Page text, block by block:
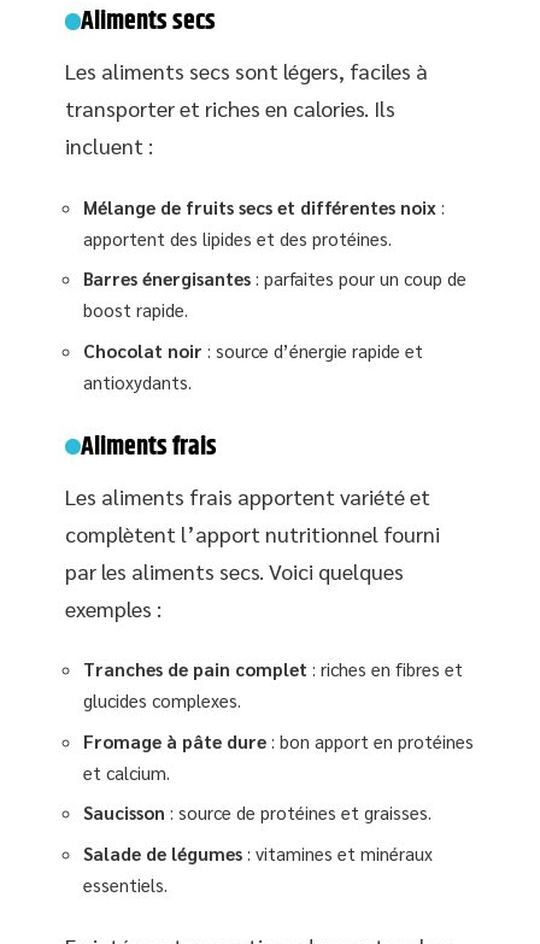
Aliments secs
Les aliments secs sont légers, faciles à
transporter et riches en calories. Ils
incluent :
Mélange de fruits secs et différentes noix :
apportent des lipides et des protéines.
Barres énergisantes : parfaites pour un coup de
boost rapide.
Chocolat noir : source d’énergie rapide et
antioxydants.
Aliments frais
Les aliments frais apportent variété et
complètent l’apport nutritionnel fourni
par les aliments secs. Voici quelques
exemples :
Tranches de pain complet : riches en fibres et
glucides complexes.
Fromage à pâte dure : bon apport en protéines
et calcium.
Saucisson : source de protéines et graisses.
Salade de légumes : vitamines et minéraux
essentiels.